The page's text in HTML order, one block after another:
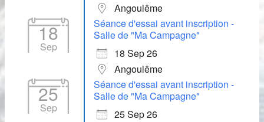
Angoulême
18
Sep
Séance d'essai avant inscription -
Salle de "Ma Campagne"
18 Sep 26
Angoulême
25
Sep
Séance d'essai avant inscription -
Salle de "Ma Campagne"
25 Sep 26